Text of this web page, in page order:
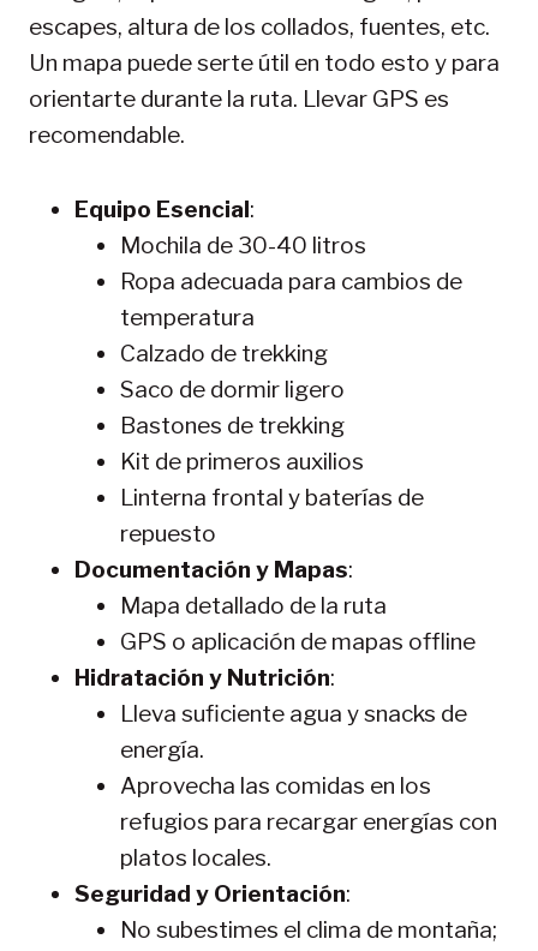
escapes, altura de los collados, fuentes, etc.
Un mapa puede serte útil en todo esto y para
orientarte durante la ruta. Llevar GPS es
recomendable.
Equipo Esencial:
Mochila de 30-40 litros
Ropa adecuada para cambios de
temperatura
Calzado de trekking
Saco de dormir ligero
Bastones de trekking
Kit de primeros auxilios
Linterna frontal y baterías de
repuesto
Documentación y Mapas:
Mapa detallado de la ruta
GPS o aplicación de mapas offline
Hidratación y Nutrición:
Lleva suficiente agua y snacks de
energía.
Aprovecha las comidas en los
refugios para recargar energías con
platos locales.
Seguridad y Orientación:
No subestimes el clima de montaña;